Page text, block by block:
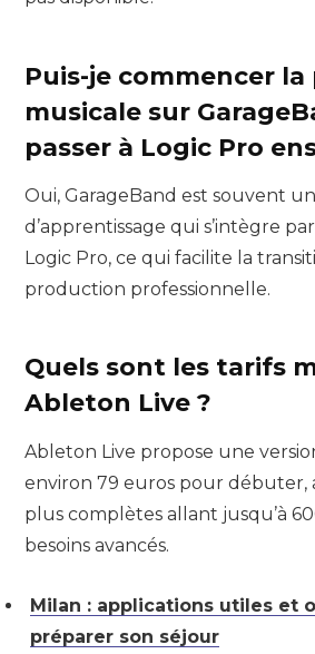
Puis-je commencer
musicale sur
passer à Logic Pro
Oui, GarageBand est souvent
d’apprentissage qui s’intègre
Logic Pro, ce qui facilite la
production professionnelle.
Quels sont les tarifs
Ableton Live ?
Ableton Live propose une
environ 79 euros pour débuter,
plus complètes allant jusqu’à
besoins avancés.
Milan : applications utiles et
préparer son séjour